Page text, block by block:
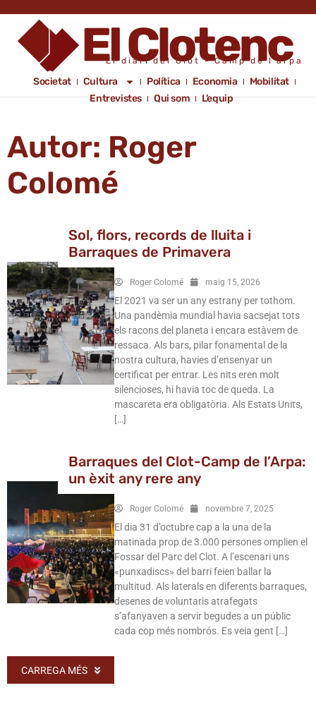
El diari del Clot - Camp de l'arpa
Societat Cultura Política Economia
Mobilitat
Entrevistes
Qui som L’equip
Autor: Roger
Colomé
Sol, flors, records de lluita i
Barraques de Primavera
Roger Colomé maig 15, 2026
El 2021 va ser un any estrany per tothom.
Una pandèmia mundial havia sacsejat tots
els racons del planeta i encara estàvem de
ressaca. Als bars, pilar fonamental de la
nostra cultura, havies d’ensenyar un
certificat per entrar. Les nits eren molt
silencioses, hi havia toc de queda. La
mascareta era obligatòria. Als Estats Units,
[…]
Barraques del Clot-Camp de l’Arpa:
un èxit any rere any
Roger Colomé novembre 7, 2025
El dia 31 d’octubre cap a la una de la
matinada prop de 3.000 persones omplien el
Fossar del Parc del Clot. A l’escenari uns
«punxadiscs» del barri feien ballar la
multitud. Als laterals en diferents barraques,
desenes de voluntaris atrafegats
s’afanyaven a servir begudes a un públic
cada cop més nombrós. Es veia gent […]
CARREGA MÉS